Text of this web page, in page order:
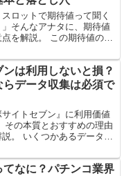
スロットで期待値って聞く
そんなアナタに、期待値
を解説。 この期待値の基
ット、それ以外のことで
損をしてしまう可能性が
は利用しないと損？
らデータ収集は必須で
サイトセブン』に利用価値
その本質とおすすめの理由
。 いくつかあるデータサ
サイトセブンを利用する
由が分かると思います。
てなに？パチンコ業界